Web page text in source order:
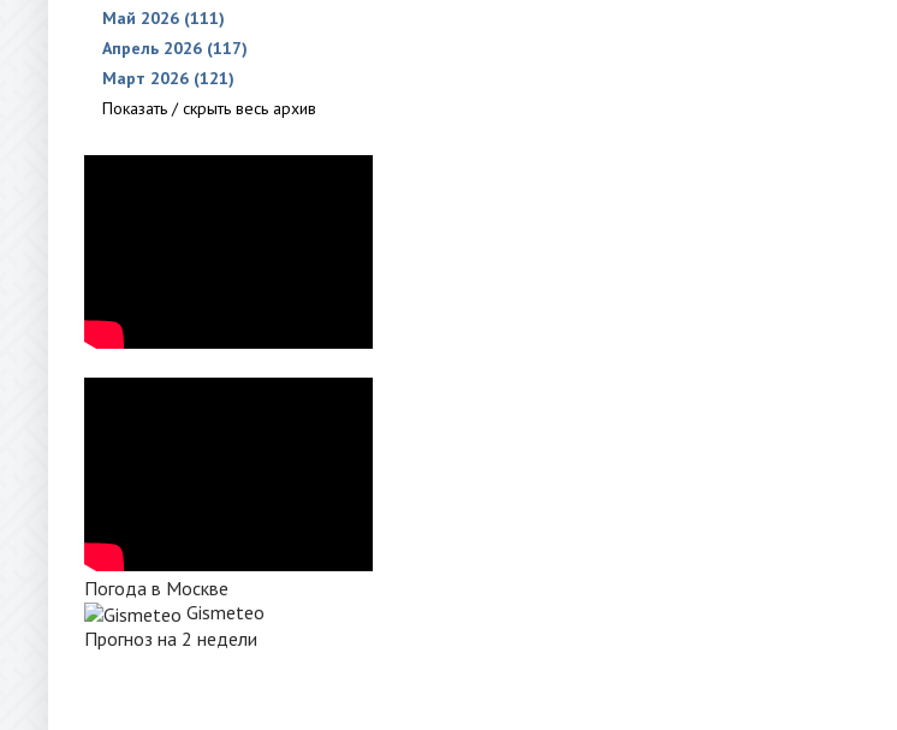
Май 2026 (111)
Апрель 2026 (117)
Март 2026 (121)
Показать / скрыть весь архив
Погода в Москве
Gismeteo
Прогноз на 2 недели